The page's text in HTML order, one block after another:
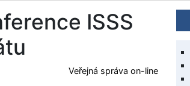
ISSS
Veřejná správa on-line